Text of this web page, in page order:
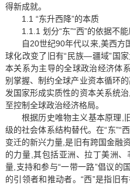
得新成就。
1.1 “东升西降”的本质
1.1.1 划分“东”“西”的依据不
自20世纪90年代以来,美西方
球化改变了旧有“民族—疆域”国
本关系为主导的全球政治经济体
别掌握、制约全球产业资本循环
发国家形成实质性的资本关系统
至控制全球政治经济格局。
根据历史唯物主义基本原理,
级的社会体系结构替代。在“东”“
变迁的新兴力量,是旧有跨国金融
的力量,其包括亚洲、拉丁美洲
量,支持和参与“一带一路”倡议的
的引领者和推动者。“西”是指旧